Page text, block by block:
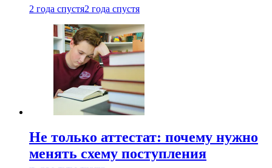
2 года спустя2 года спустя
Не только аттестат: почему нужно
менять схему поступления